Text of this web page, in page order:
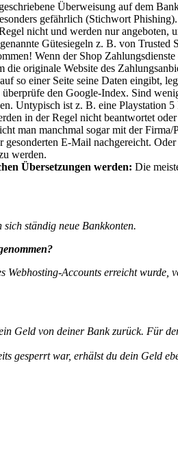
Überweisung auf dem
gefährlich (Stichwort Phishing).
nicht und werden nur angeboten,
Gütesiegeln z. B. von Trusted
! Wenn der Shop
originale Website des
so einer Seite seine Daten eingibt,
überprüfe den Google-Index. Sind
Untypisch ist z. B. eine Playstation
in der Regel nicht beantwortet
man manchmal sogar mit der
E-Mail nachgereicht.
werden.
Übersetzungen werden: Die
ständig neue Bankkonten.
Accounts erreicht wurde,
Geld von deiner Bank zurück. Für
gesperrt war, erhälst du dein Geld